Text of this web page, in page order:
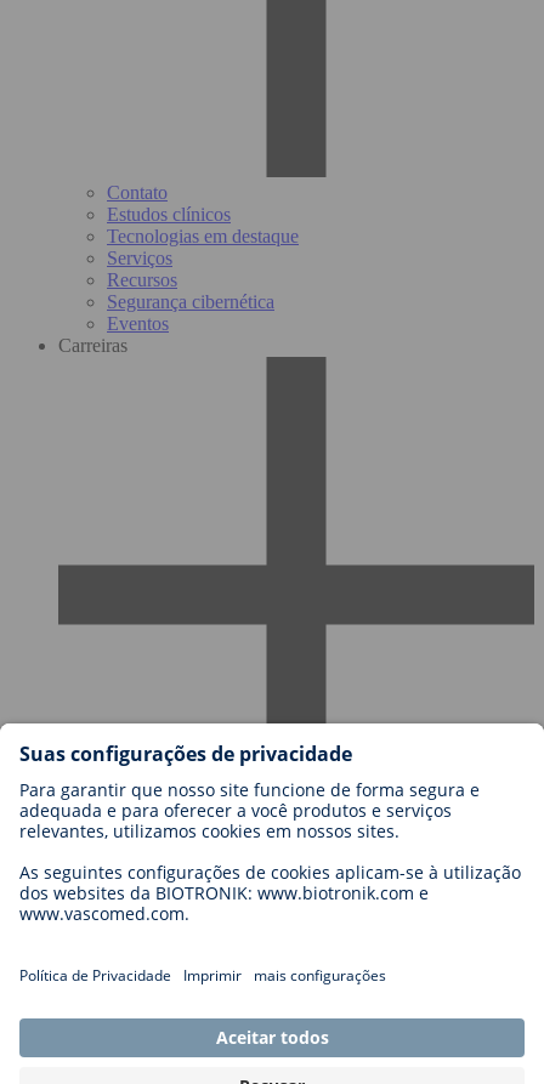
Contato
Estudos clínicos
Tecnologias em destaque
Serviços
Recursos
Segurança cibernética
Eventos
Carreiras
Blog
Contato
Cookie Settings
Legal Disclaimer